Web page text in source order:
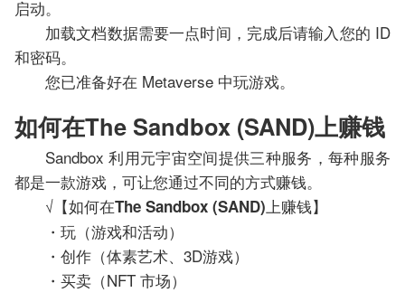
启动。
加载文档数据需要一点时间，完成后请输入您的 ID
和密码。
您已准备好在 Metaverse 中玩游戏。
如何在The Sandbox (SAND)上赚钱
Sandbox 利用元宇宙空间提供三种服务，每种服务
都是一款游戏，可让您通过不同的方式赚钱。
√【如何在The Sandbox (SAND)上赚钱】
・玩（游戏和活动）
・创作（体素艺术、3D游戏）
・买卖（NFT 市场）